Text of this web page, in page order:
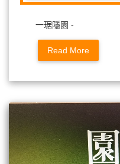
一琚隱園 -
Read More